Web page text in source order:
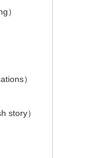
）
）
story）